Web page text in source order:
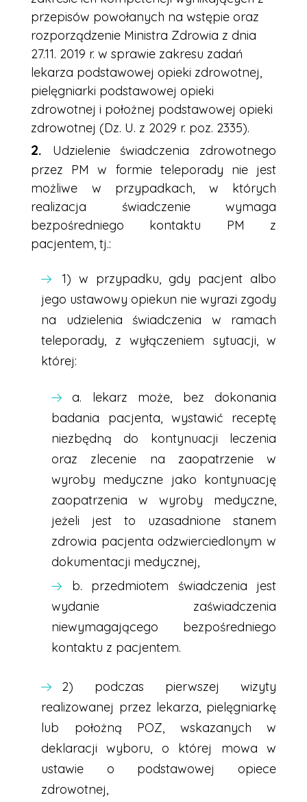
przepisów powołanych na wstępie oraz
rozporządzenie Ministra Zdrowia z dnia
27.11. 2019 r. w sprawie zakresu zadań
lekarza podstawowej opieki zdrowotnej,
pielęgniarki podstawowej opieki
zdrowotnej i położnej podstawowej opieki
zdrowotnej (Dz. U. z 2029 r. poz. 2335).
Udzielenie świadczenia zdrowotnego
przez PM w formie teleporady nie jest
możliwe w przypadkach, w których
realizacja świadczenie wymaga
bezpośredniego kontaktu PM z
pacjentem, tj.:
1) ​​​​​​ w przypadku, gdy pacjent albo
jego ustawowy opiekun nie wyrazi zgody
na udzielenia świadczenia w ramach
teleporady, z wyłączeniem sytuacji, w
której:
a. lekarz może, bez dokonania
badania pacjenta, wystawić receptę
niezbędną do kontynuacji leczenia
oraz zlecenie na zaopatrzenie w
wyroby medyczne jako kontynuację
zaopatrzenia w wyroby medyczne,
jeżeli jest to uzasadnione stanem
zdrowia pacjenta odzwierciedlonym w
dokumentacji medycznej,
b. przedmiotem świadczenia jest
wydanie zaświadczenia
niewymagającego bezpośredniego
kontaktu z pacjentem.
2) podczas pierwszej wizyty
realizowanej przez lekarza, pielęgniarkę
lub położną POZ, wskazanych w
deklaracji wyboru, o której mowa w
ustawie o podstawowej opiece
zdrowotnej,